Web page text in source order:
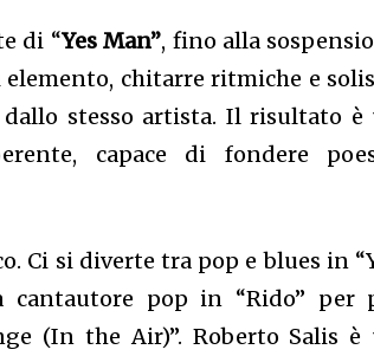
di “Yes Man”, fino alla
elemento, chitarre ritmiche e
dallo stesso artista. Il risultato è
capace di fondere
Ci si diverte tra pop e blues in
cantautore pop in “Rido” per
(In the Air)”. Roberto Salis è